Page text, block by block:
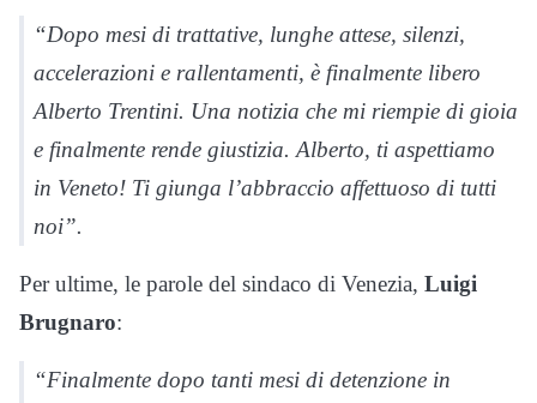
“Dopo mesi di trattative, lunghe attese, silenzi,
accelerazioni e rallentamenti, è finalmente libero
Alberto Trentini. Una notizia che mi riempie di gioia
e finalmente rende giustizia. Alberto, ti aspettiamo
in Veneto! Ti giunga l’abbraccio affettuoso di tutti
noi”.
Per ultime, le parole del sindaco di Venezia, Luigi
Brugnaro:
“Finalmente dopo tanti mesi di detenzione in